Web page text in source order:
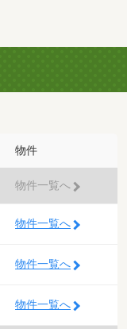
物件
物件一覧へ
物件一覧へ
物件一覧へ
物件一覧へ